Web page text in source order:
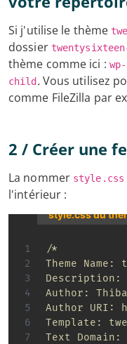
Si j'utilise le thème
dossier
thème comme ici :
child .Vous utilisez
comme FileZilla par
2 / Créer une
La nommer style.css
l'intérieur :
style.css du
/*
Theme
Description:
Author:
Author
Template:
Text